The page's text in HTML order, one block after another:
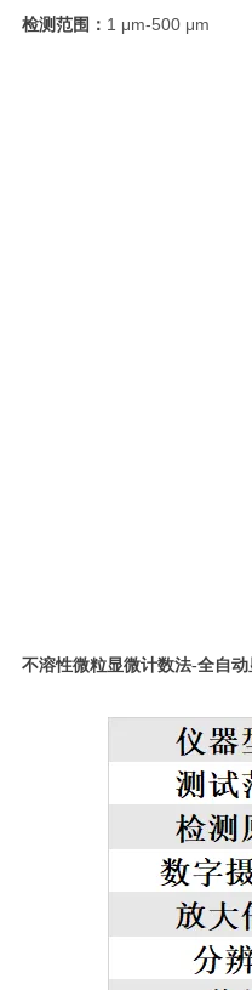
检测范围： 1 μm-500 μm
不溶性微粒显微计数法-全自动